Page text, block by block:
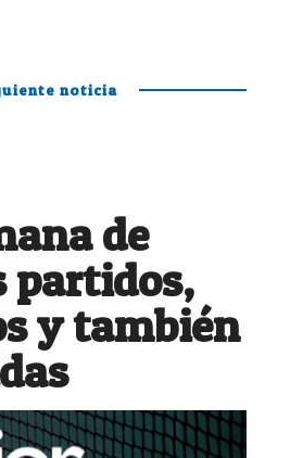
noticia
de
partidos,
y también